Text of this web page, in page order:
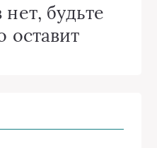
будьте
оставит